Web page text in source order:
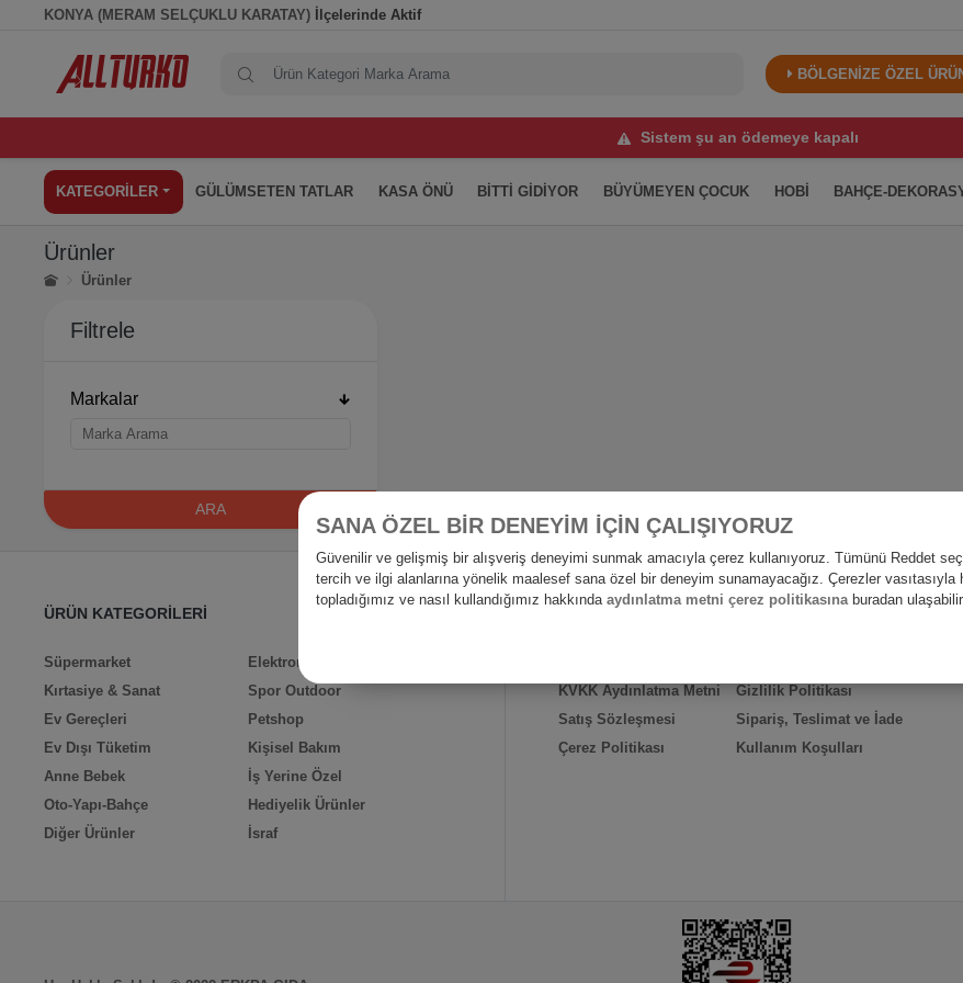
KONYA (MERAM SELÇUKLU KARATAY) İlçelerinde Aktif
BÖLGENİZE ÖZEL
Sistem şu an ödemeye kapalı
KATEGORİLER GÜLÜMSETEN TATLAR KASA ÖNÜ BİTTİ GİDİYOR BÜYÜMEYEN ÇOCUK HOBİ BAHÇE-
Ürünler
Ürünler
Filtrele
Markalar
ARA
ÜRÜN KATEGORİLERİ
Süpermarket
Elektronik
Kırtasiye & Sanat
Spor Outdoor
Ev Gereçleri
Petshop
Ev Dışı Tüketim
Kişisel Bakım
Anne Bebek
İş Yerine Özel
Oto-Yapı-Bahçe
Hediyelik Ürünler
Diğer Ürünler
İsraf
HIZLI ERİŞİM
KVKK Aydınlatma Metni
Satış Sözleşmesi
Çerez Politikası
Gizlilik Politikası
Sipariş, Teslimat ve İade
Kullanım Koşulları
SANA ÖZEL BİR DENEYİM İÇİN ÇALIŞIYORUZ
Güvenilir ve gelişmiş bir alışveriş deneyimi sunmak amacıyla çerez kullanıyoruz. Tümünü Reddet
tercih ve ilgi alanlarına yönelik maalesef sana özel bir deneyim sunamayacağız. Çerezler vasıtasıyla
topladığımız ve nasıl kullandığımız hakkında aydınlatma metni çerez politikasına buradan